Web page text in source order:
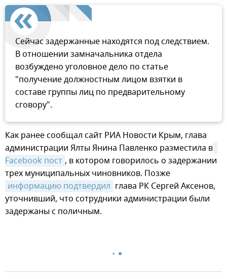
Сейчас задержанные находятся под следствием.
В отношении замначальника отдела
возбуждено уголовное дело по статье
"получение должностным лицом взятки в
составе группы лиц по предварительному
сговору".
Как ранее сообщал сайт РИА Новости Крым, глава
администрации Ялты Янина Павленко разместила в
Facebook пост , в котором говорилось о задержании
трех муниципальных чиновников. Позже
информацию подтвердил глава РК Сергей Аксенов,
уточнивший, что сотрудники администрации были
задержаны с поличным.